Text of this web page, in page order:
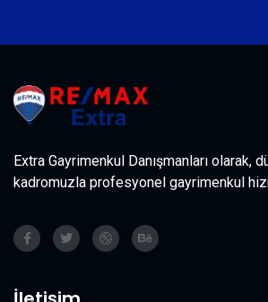
Extra Gayrimenkul Danışmanları olarak,
kadromuzla profesyonel gayrimenkul